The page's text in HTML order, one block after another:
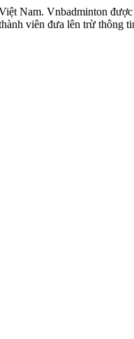
Nam. Vnbadminton
viên đưa lên trừ thông